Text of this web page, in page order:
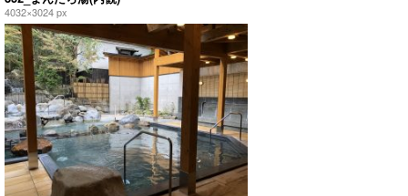
4032×3024 px